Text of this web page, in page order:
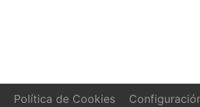
Política de Cookies